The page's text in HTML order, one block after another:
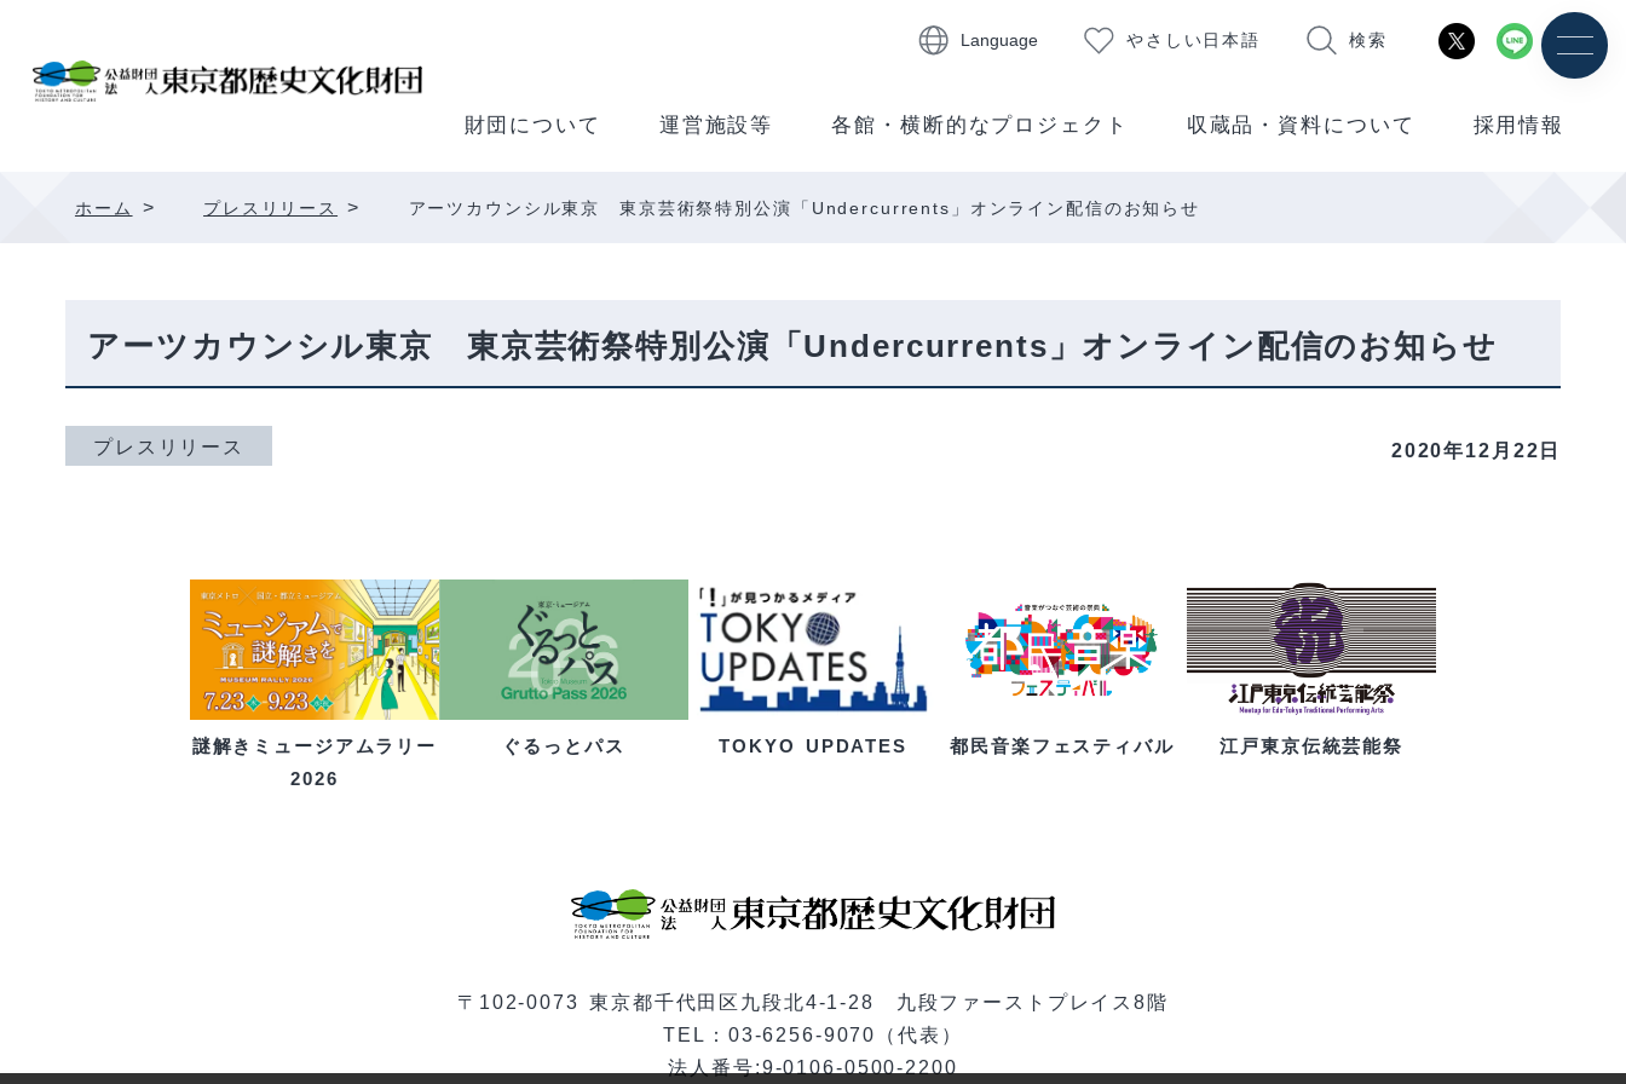
Language やさしい日本語 検索
財団について 運営施設等 各館・横断的なプロジェクト 収蔵品・資料について 採用情報
ホーム > プレスリリース > アーツカウンシル東京 東京芸術祭特別公演「Undercurrents」オンライン配信のお知らせ
アーツカウンシル東京 東京芸術祭特別公演「Undercurrents」オンライン配信のお知らせ
プレスリリース 2020年12月22日
謎解きミュージアムラリー
2026
ぐるっとパス TOKYO UPDATES 都民音楽フェスティバル 江戸東京伝統芸能祭
〒102-0073 東京都千代田区九段北4-1-28 九段ファーストプレイス8階
TEL：03-6256-9070（代表）
法人番号:9-0106-0500-2200